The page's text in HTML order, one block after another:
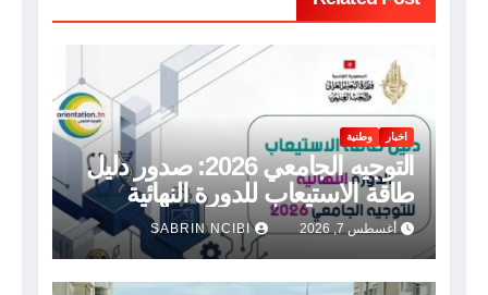
اخبار وطنية
التوجيه الجامعي 2026: صدور دليل
طاقة الاستيعاب للدورة النهائية
أغسطس 7, 2026 SABRIN NCIBI